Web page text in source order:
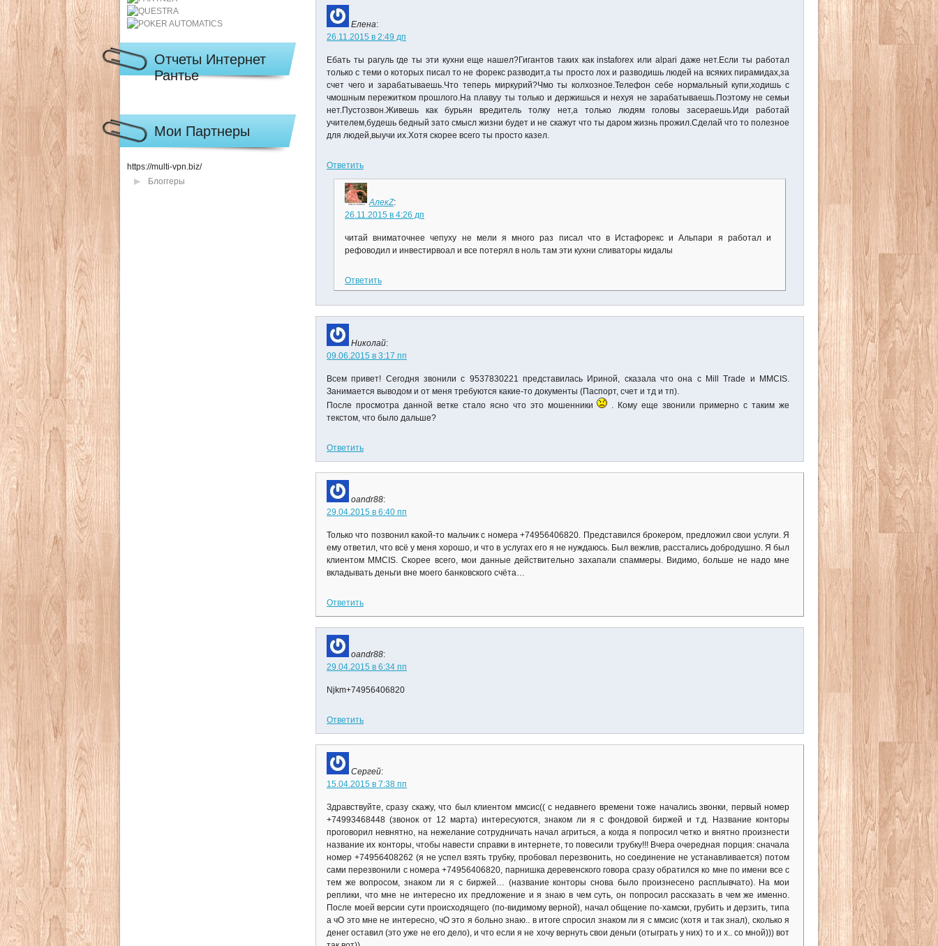
Отчеты Интернет
Рантье
Мои Партнеры
https://multi-vpn.biz/
Блоггеры
Елена:
26.11.2015 в 2:49 дп
Ебать ты рагуль где ты эти кухни еще нашел?Гигантов таких как instaforex или alpari даже нет.Если ты работал
только с теми о которых писал то не форекс разводит,а ты просто лох и разводишь людей на всяких пирамидах,за
счет чего и зарабатываешь.Что теперь миркурий?Чмо ты колхозное.Телефон себе нормальный купи,ходишь с
чмошным пережитком прошлого.На плавуу ты только и держишься и нехуя не зарабатываешь.Поэтому не семьи
нет.Пустозвон.Живешь как бурьян вредитель толку нет,а только людям головы засераешь.Иди работай
учителем,будешь бедный зато смысл жизни будет и не скажут что ты даром жизнь прожил.Сделай что то полезное
для людей,выучи их.Хотя скорее всего ты просто казел.
Ответить
АлекZ:
26.11.2015 в 4:26 дп
читай вниматочнее чепуху не мели я много раз писал что в Истафорекс и Альпари я работал и
рефоводил и инвестирвоал и все потерял в ноль там эти кухни сливаторы кидалы
Ответить
Николай:
09.06.2015 в 3:17 пп
Всем привет! Сегодня звонили с 9537830221 представилась Ириной, сказала что она с Mill Trade и MMCIS.
Занимается выводом и от меня требуются какие-то документы (Паспорт, счет и тд и тп).
После просмотра данной ветке стало ясно что это мошенники
. Кому еще звонили примерно с таким же
текстом, что было дальше?
Ответить
oandr88:
29.04.2015 в 6:40 пп
Только что позвонил какой-то мальчик с номера +74956406820. Представился брокером, предложил свои услуги. Я
ему ответил, что всё у меня хорошо, и что в услугах его я не нуждаюсь. Был вежлив, расстались добродушно. Я был
клиентом MMCIS. Скорее всего, мои данные действительно захапали спаммеры. Видимо, больше не надо мне
вкладывать деньги вне моего банковского счёта…
Ответить
oandr88:
29.04.2015 в 6:34 пп
Njkm+74956406820
Ответить
Сергей:
15.04.2015 в 7:38 пп
Здравствуйте, сразу скажу, что был клиентом ммсис(( с недавнего времени тоже начались звонки, первый номер
+74993468448 (звонок от 12 марта) интересуются, знаком ли я с фондовой биржей и т.д. Название конторы
проговорил невнятно, на нежелание сотрудничать начал агриться, а когда я попросил четко и внятно произнести
название их конторы, чтобы навести справки в интернете, то повесили трубку!!! Вчера очередная порция: сначала
номер +74956408262 (я не успел взять трубку, пробовал перезвонить, но соединение не устанавливается) потом
сами перезвонили с номера +74956406820, парнишка деревенского говора сразу обратился ко мне по имени все с
тем же вопросом, знаком ли я с биржей… (название конторы снова было произнесено расплывчато). На мои
реплики, что мне не интересно их предложение и я знаю в чем суть, он попросил рассказать в чем же именно.
После моей версии сути происходящего (по-видимому верной), начал общение по-хамски, грубить и дерзить, типа
а чО это мне не интересно, чО это я больно знаю.. в итоге спросил знаком ли я с ммсис (хотя и так знал), сколько я
денег оставил (это уже не его дело), и что если я не хочу вернуть свои деньги (отыграть у них) то и х.. со мной))) вот